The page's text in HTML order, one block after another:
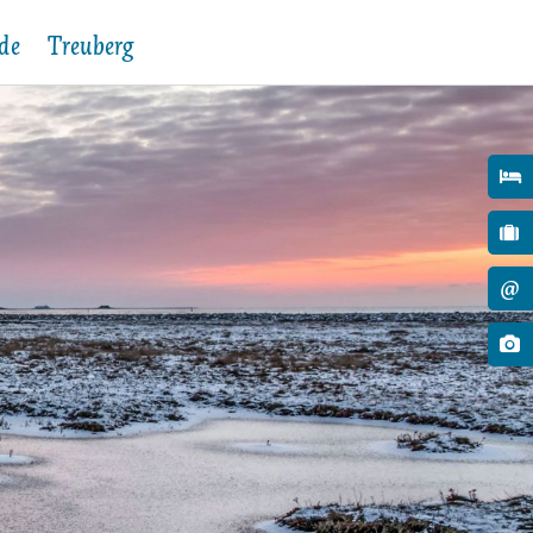
Verwaltung
Gemeindevertretung & Ausschüsse
Stellenausschreibungen
Ausschreibungen
Bauleitplanung
Aushänge der Gemeinde
Treuberg
@